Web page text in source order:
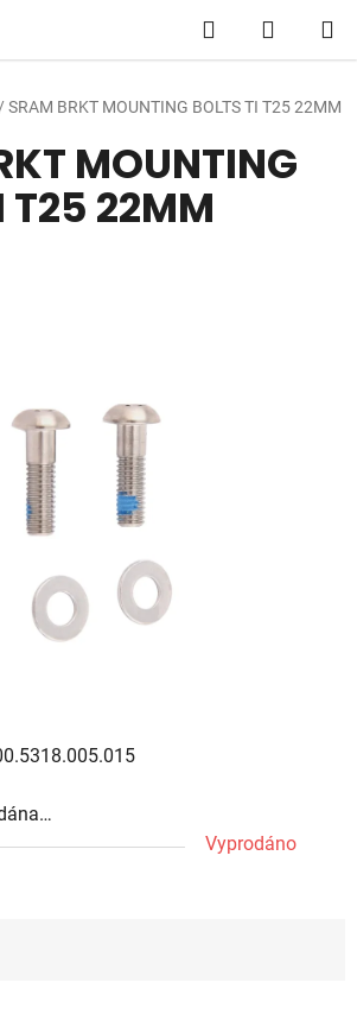
Hledat
KOŠÍK
/ SRAM BRKT MOUNTING BOLTS TI T25 22MM
Vyprodáno
MOUNTING
T25 22MM